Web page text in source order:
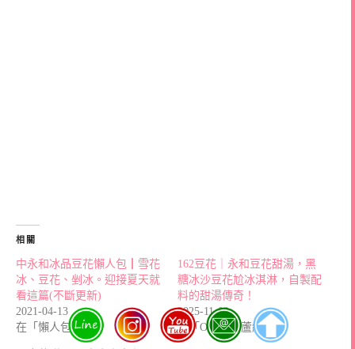
相關
中永和冰品豆花懶人包┃雪花
冰、豆花、剉冰。迎接夏天就
看這篇(不斷更新)
2021-04-13
在「懶人包」中
162豆花｜永和豆花甜湯，黑
糖冰沙豆花尬冰淇淋，自製配
料的甜湯傳奇！
2025-11-09
在「O中和新蘆線」中